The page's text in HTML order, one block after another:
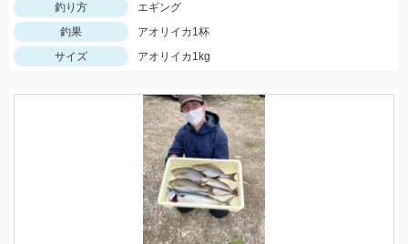
釣り方
エギング
釣果
アオリイカ1杯
サイズ
アオリイカ1kg